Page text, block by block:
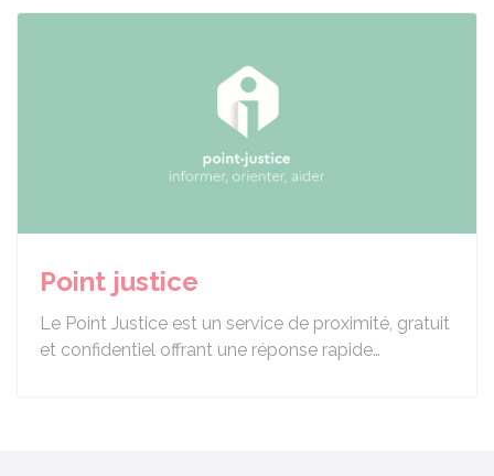
Point justice
Le Point Justice est un service de proximité, gratuit
et confidentiel offrant une réponse rapide…